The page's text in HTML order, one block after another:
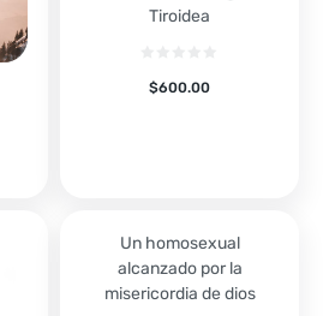
Tiroidea
$600.00
Un homosexual
alcanzado por la
misericordia de dios